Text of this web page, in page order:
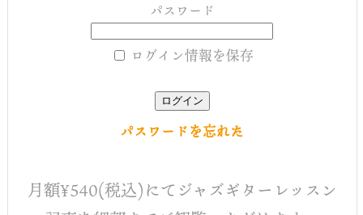
パスワード
ログイン情報を保存
パスワードを忘れた
月額¥540(税込)にてジャズギターレッスン